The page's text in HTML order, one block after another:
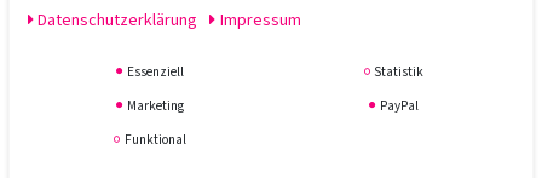
Professionelle 400-ml-Größe
Vegan & tierversuchsfrei
Daten­schutz­erklärung
Impressum
Essenziell
Statistik
Marketing
PayPal
Funktional